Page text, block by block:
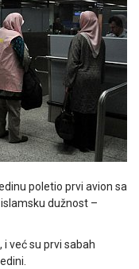
poletio prvi avion sa
dužnost –
već su prvi sabah